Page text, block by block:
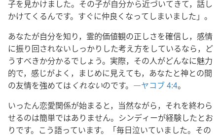
子を見かけました。その子が自分から近づいてきて，話し
かけてくるんです。すぐに仲良くなってしまいました」。
あなたが自分を知り，霊的価値観の正しさを確信し，感情
に振り回されないしっかりした考え方をしているなら，ど
うすべきか分かるでしょう。実際，その人がどんなに魅力
的で，感じがよく，まじめに見えても，あなたと神との間
の友情を強めては くれないのです。―ヤコブ 4:4。
いったん恋愛関係が始まると，当然ながら，それを終わら
せるのは簡単ではありません。シンディーが経験したとお
りです。こう語っています。「毎日泣いていました。その